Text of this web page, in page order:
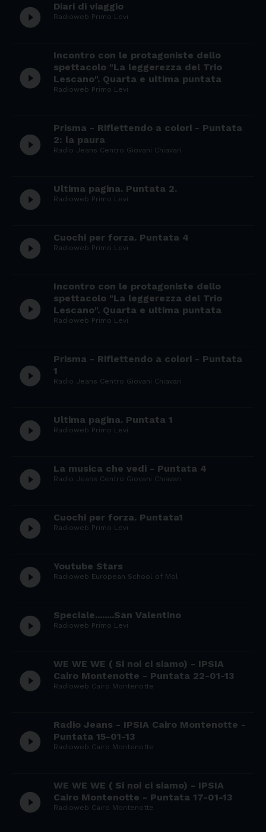
play_circle_filled Diari di viaggio
Radioweb Primo Levi
play_circle_filled
Incontro con le protagoniste dello
spettacolo "La leggerezza del Trio
Lescano". Quarta e ultima puntata
Radioweb Primo Levi
play_circle_filled
Prisma - Riflettendo a colori - Puntata
2: la paura
Radio Jeans Centro Giovani Chiavari
play_circle_filled Ultima pagina. Puntata 2.
Radioweb Primo Levi
play_circle_filled Cuochi per forza. Puntata 4
Radioweb Primo Levi
play_circle_filled
Incontro con le protagoniste dello
spettacolo "La leggerezza del Trio
Lescano". Quarta e ultima puntata
Radioweb Primo Levi
play_circle_filled
Prisma - Riflettendo a colori - Puntata
1
Radio Jeans Centro Giovani Chiavari
play_circle_filled Ultima pagina. Puntata 1
Radioweb Primo Levi
play_circle_filled La musica che vedi - Puntata 4
Radio Jeans Centro Giovani Chiavari
play_circle_filled Cuochi per forza. Puntata1
Radioweb Primo Levi
play_circle_filled Youtube Stars
Radioweb European School of Mol
play_circle_filled Speciale........San Valentino
Radioweb Primo Levi
play_circle_filled
WE WE WE ( Si noi ci siamo) - IPSIA
Cairo Montenotte - Puntata 22-01-13
Radioweb Cairo Montenotte
play_circle_filled
Radio Jeans - IPSIA Cairo Montenotte -
Puntata 15-01-13
Radioweb Cairo Montenotte
play_circle_filled
WE WE WE ( Si noi ci siamo) - IPSIA
Cairo Montenotte - Puntata 17-01-13
Radioweb Cairo Montenotte